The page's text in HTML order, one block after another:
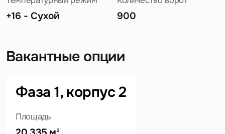
+16 - Сухой 900
Вакантные опции
Фаза 1, корпус 2
Площадь
2
Задайте свой вопрос